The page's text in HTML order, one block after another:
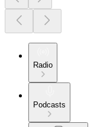
Radio
Podcasts